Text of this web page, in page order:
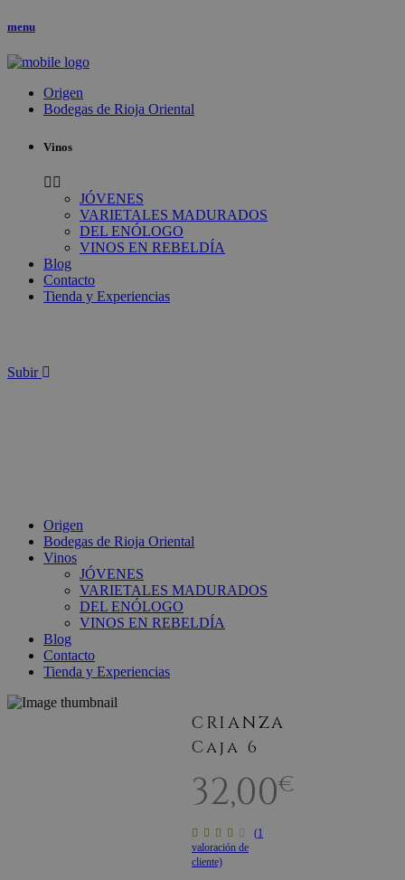
menu
Origen
Bodegas de Rioja Oriental
Vinos
JÓVENES
VARIETALES MADURADOS
DEL ENÓLOGO
VINOS EN REBELDÍA
Blog
Contacto
Tienda y Experiencias
Subir
Origen
Bodegas de Rioja Oriental
Vinos
JÓVENES
VARIETALES MADURADOS
DEL ENÓLOGO
VINOS EN REBELDÍA
Blog
Contacto
Tienda y Experiencias
CRIANZA
Caja 6
32,00€
Valorado
con
4.00
de 5
1
(1
valoración de
cliente)